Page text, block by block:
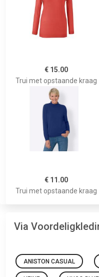
€ 15.00
Trui met opstaande kraag
€ 11.00
Trui met opstaande kraag
Via
ANISTON CASUAL